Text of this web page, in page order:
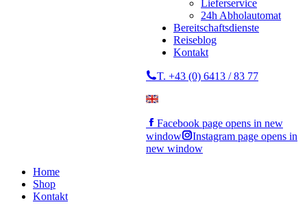
Lieferservice
24h Abholautomat
Bereitschaftsdienste
Reiseblog
Kontakt
T. +43 (0) 6413 / 83 77
Facebook page opens in new
window
Instagram page opens in
new window
Home
Shop
Kontakt